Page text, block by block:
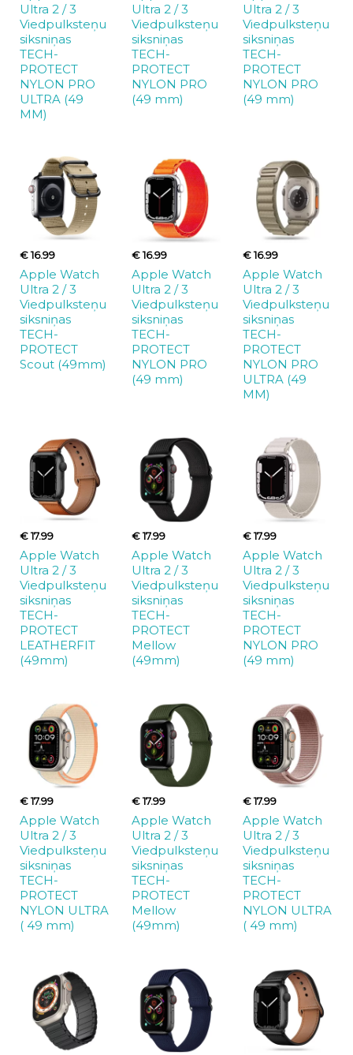
Ultra 2 / 3
Viedpulksteņu
siksniņas
TECH-
PROTECT
NYLON PRO
ULTRA (49
MM)
Ultra 2 / 3
Viedpulksteņu
siksniņas
TECH-
PROTECT
NYLON PRO
(49 mm)
Ultra 2 / 3
Viedpulksteņu
siksniņas
TECH-
PROTECT
NYLON PRO
(49 mm)
€ 16.99
Apple Watch
Ultra 2 / 3
Viedpulksteņu
siksniņas
TECH-
PROTECT
Scout (49mm)
€ 16.99
Apple Watch
Ultra 2 / 3
Viedpulksteņu
siksniņas
TECH-
PROTECT
NYLON PRO
(49 mm)
€ 16.99
Apple Watch
Ultra 2 / 3
Viedpulksteņu
siksniņas
TECH-
PROTECT
NYLON PRO
ULTRA (49
MM)
€ 17.99
Apple Watch
Ultra 2 / 3
Viedpulksteņu
siksniņas
TECH-
PROTECT
LEATHERFIT
(49mm)
€ 17.99
Apple Watch
Ultra 2 / 3
Viedpulksteņu
siksniņas
TECH-
PROTECT
Mellow
(49mm)
€ 17.99
Apple Watch
Ultra 2 / 3
Viedpulksteņu
siksniņas
TECH-
PROTECT
NYLON PRO
(49 mm)
€ 17.99
Apple Watch
Ultra 2 / 3
Viedpulksteņu
siksniņas
TECH-
PROTECT
NYLON ULTRA
( 49 mm)
€ 17.99
Apple Watch
Ultra 2 / 3
Viedpulksteņu
siksniņas
TECH-
PROTECT
Mellow
(49mm)
€ 17.99
Apple Watch
Ultra 2 / 3
Viedpulksteņu
siksniņas
TECH-
PROTECT
NYLON ULTRA
( 49 mm)